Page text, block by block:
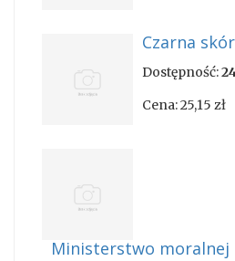
Czarna
Dostępność:
Cena:25,15 zł
Ministerstwo moralnej